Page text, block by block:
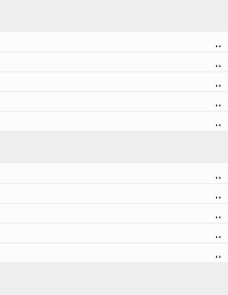
..
..
..
..
..
..
..
..
..
..